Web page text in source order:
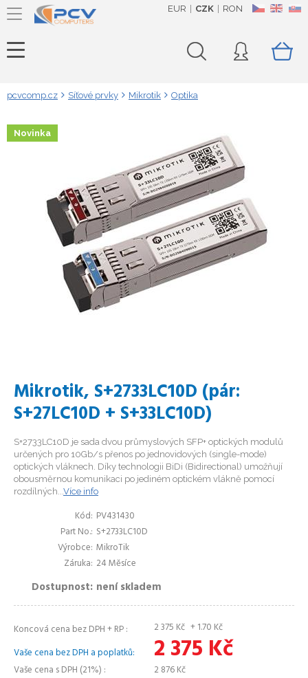
CZ EN SK
EUR CZK RON
pcvcomp.cz Síťové prvky Mikrotik Optika
Novinka
Mikrotik, S+2733LC10D (pár:
S+27LC10D + S+33LC10D)
S+2733LC10D je sada dvou průmyslových SFP+ optických modulů
určených pro 10Gb/s přenos po jednovidových (single-mode)
optických vláknech. Díky technologii BiDi (Bidirectional) umožňují
obousměrnou komunikaci po jediném optickém vlákně pomocí
rozdílných...Více info
Kód PV431430
Part No. S+2733LC10D
Výrobce MikroTik
Záruka 24 Měsíce
Dostupnost není skladem
Koncová cena bez DPH + RP 2 375 Kč + 1.70 Kč
Vaše cena bez DPH a poplatků
2 375 Kč
Vaše cena s DPH (21%) 2 876Kč